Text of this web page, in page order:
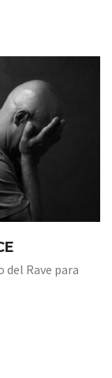
Rave para